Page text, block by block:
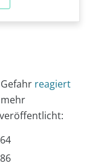
reagiert